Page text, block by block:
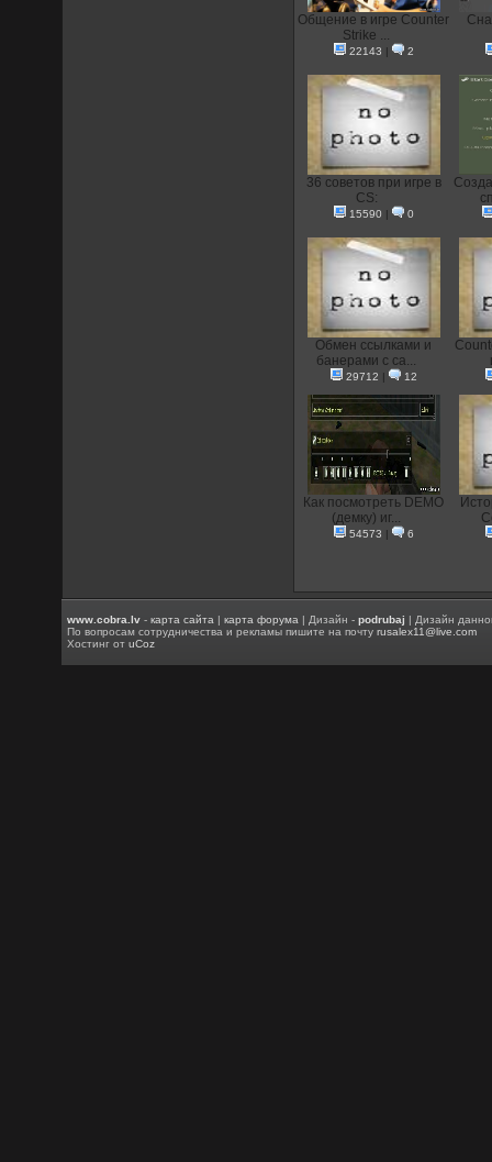
Общение в игре Counter
Strike ...
22143 | 2
36 советов при игре в
CS:
15590 | 0
Oбмен ссылками и
банерами с са...
29712 | 12
Как посмотреть DEMO
(демку) иг...
54573 | 6
www.cobra.lv -карта сайта |карта форума | Дизайн -podrubaj | Дизайн
По вопросам сотрудничества и рекламы пишите на почтуrusalex11@live.com
Хостинг отuCoz